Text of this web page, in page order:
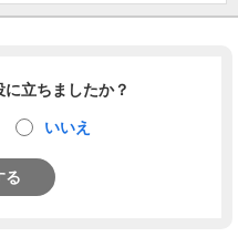
立ちましたか？
いいえ
る